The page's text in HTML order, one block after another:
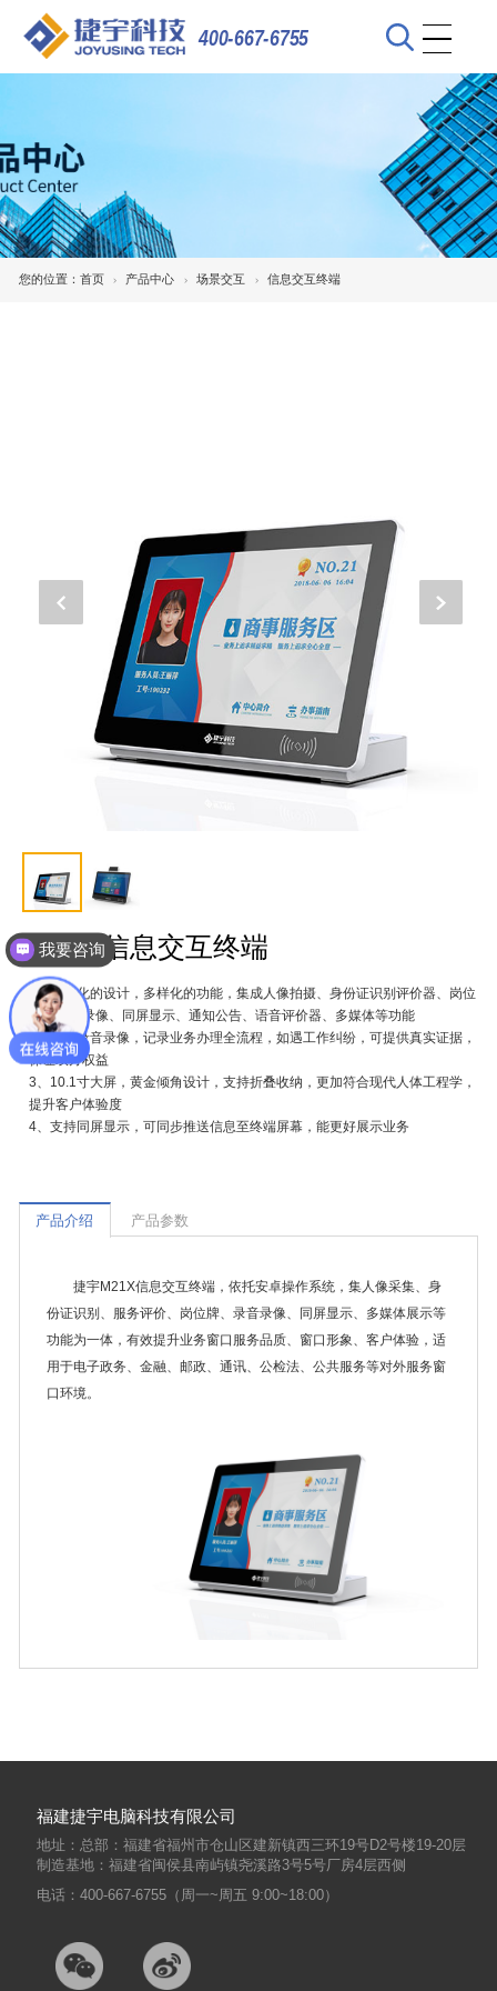
400-667-6755
您的位置： 首页 产品中心 场景交互 信息交互终端
M21X信息交互终端
1、一体化的设计，多样化的功能，集成人像拍摄、身份证识别评价器、岗位
牌、录音录像、同屏显示、通知公告、语音评价器、多媒体等功能
2、支持录音录像，记录业务办理全流程，如遇工作纠纷，可提供真实证据，
保证双方权益
3、10.1寸大屏，黄金倾角设计，支持折叠收纳，更加符合现代人体工程学，
提升客户体验度
4、支持同屏显示，可同步推送信息至终端屏幕，能更好展示业务
产品介绍 产品参数
捷宇M21X信息交互终端，依托安卓操作系统，集人像采集、身
份证识别、服务评价、岗位牌、录音录像、同屏显示、多媒体展示等
功能为一体，有效提升业务窗口服务品质、窗口形象、客户体验，适
用于电子政务、金融、邮政、通讯、公检法、公共服务等对外服务窗
口环境。
福建捷宇电脑科技有限公司
地址：总部：福建省福州市仓山区建新镇西三环19号D2号楼19-20层
制造基地：福建省闽侯县南屿镇尧溪路3号5号厂房4层西侧
电话：400-667-6755（周一~周五 9:00~18:00）
我要咨询